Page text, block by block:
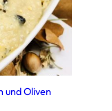
und Oliven